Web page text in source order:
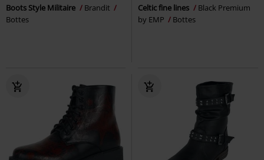
Boots Style Militaire
Brandit
Bottes
Celtic fine lines
Black Premium
by EMP
Bottes